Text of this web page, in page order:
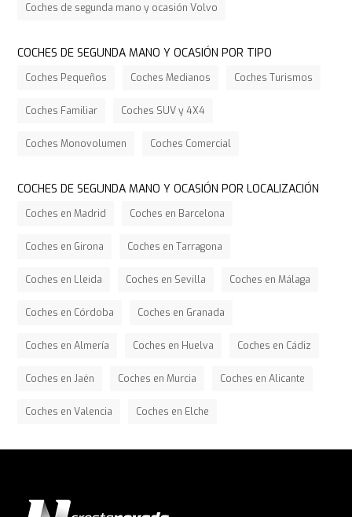
Coches de segunda mano y ocasión Volvo
COCHES DE SEGUNDA MANO Y OCASIÓN POR TIPO
Coches Pequeños Coches Medianos Coches Turismos
Coches Familiar Coches SUV y 4X4
Coches Monovolumen Coches Comercial
COCHES DE SEGUNDA MANO Y OCASIÓN POR LOCALIZACIÓN
Coches en Madrid Coches en Barcelona
Coches en Girona Coches en Tarragona
Coches en Lleida Coches en Sevilla Coches en Málaga
Coches en Córdoba Coches en Granada
Coches en Almería Coches en Huelva Coches en Cádiz
Coches en Jaén Coches en Murcia Coches en Alicante
Coches en Valencia Coches en Elche